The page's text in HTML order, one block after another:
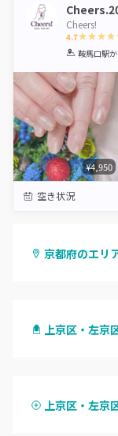
Cheers!
4.7
1 2 3 4
鞍馬口駅
¥4,950
空き状況
京都府のエリ
四条河原町・河
上京区・左京
ハンドスカルプ
上京区・左京